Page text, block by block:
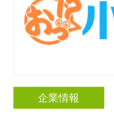
企業情報